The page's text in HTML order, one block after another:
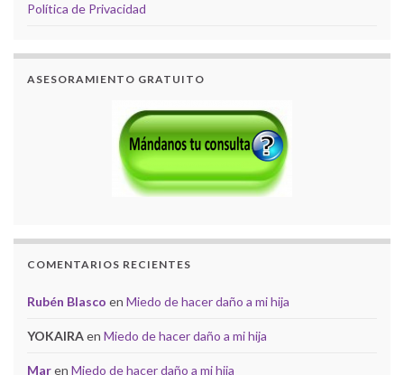
Política de Privacidad
ASESORAMIENTO GRATUITO
COMENTARIOS RECIENTES
Rubén Blasco en Miedo de hacer daño a mi hija
YOKAIRAen Miedo de hacer daño a mi hija
Maren Miedo de hacer daño a mi hija